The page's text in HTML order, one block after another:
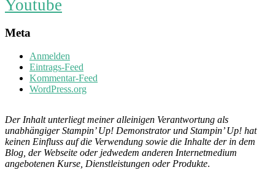
Youtube
Meta
Anmelden
Eintrags-Feed
Kommentar-Feed
WordPress.org
Der Inhalt unterliegt meiner alleinigen Verantwortung als
unabhängiger Stampin’ Up! Demonstrator und Stampin’ Up! hat
keinen Einfluss auf die Verwendung sowie die Inhalte der in dem
Blog, der Webseite oder jedwedem anderen Internetmedium
angebotenen Kurse, Dienstleistungen oder Produkte.